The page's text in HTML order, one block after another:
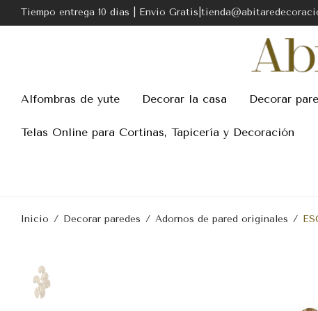
Tiempo entrega 10 dias | Envio
Alfombras de yute Decorar la casa Decorar
Telas Online para Cortinas, Tapicería y Decoración
Inicio / Decorar paredes / Adornos de pared originales /